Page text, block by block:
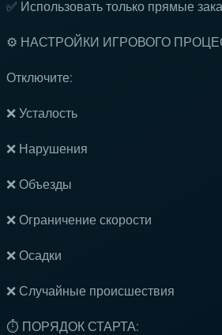
✅ Использовать только прямые
⚙️ НАСТРОЙКИ ИГРОВОГО
Отключите:
❌ Усталость
❌ Нарушения
❌ Объезды
❌ Ограничение скорости
❌ Осадки
❌ Случайные происшествия
⏱ ПОРЯДОК СТАРТА: